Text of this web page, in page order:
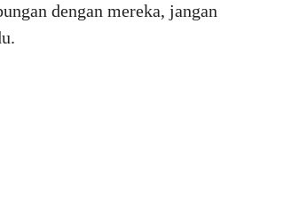
dengan mereka, jangan